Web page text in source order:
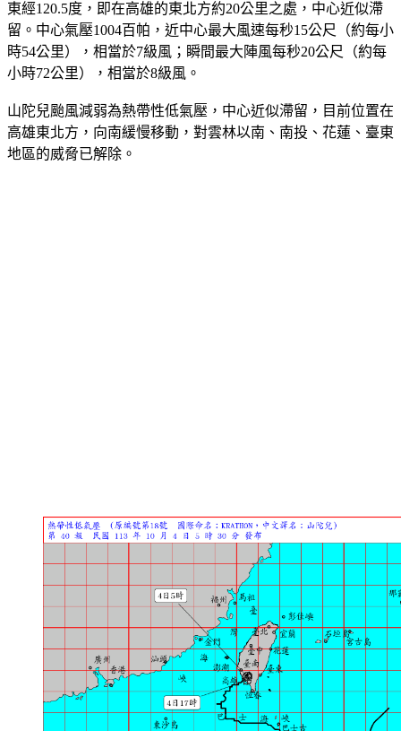
東經120.5度，即在高雄的東北方約20公里之處，中心近似滯
留。中心氣壓1004百帕，近中心最大風速每秒15公尺（約每小
時54公里），相當於7級風；瞬間最大陣風每秒20公尺（約每
小時72公里），相當於8級風。
山陀兒颱風減弱為熱帶性低氣壓，中心近似滯留，目前位置在
高雄東北方，向南緩慢移動，對雲林以南、南投、花蓮、臺東
地區的威脅已解除。